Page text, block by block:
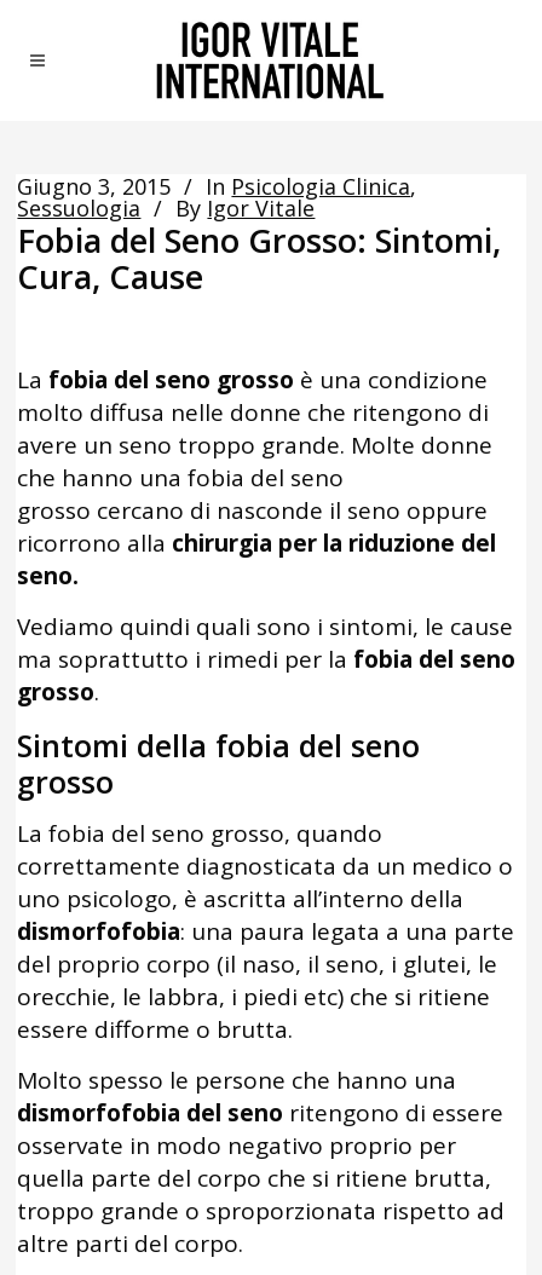
Giugno 3, 2015 In Psicologia Clinica,
Sessuologia By Igor Vitale
Fobia del Seno Grosso: Sintomi,
Cura, Cause
La fobia del seno grosso è una condizione
molto diffusa nelle donne che ritengono di
avere un seno troppo grande. Molte donne
che hanno una fobia del seno
grosso cercano di nasconde il seno oppure
ricorrono alla chirurgia per la riduzione del
seno.
Vediamo quindi quali sono i sintomi, le cause
ma soprattutto i rimedi per la fobia del seno
grosso.
Sintomi della fobia del seno
grosso
La fobia del seno grosso, quando
correttamente diagnosticata da un medico o
uno psicologo, è ascritta all’interno della
dismorfofobia: una paura legata a una parte
del proprio corpo (il naso, il seno, i glutei, le
orecchie, le labbra, i piedi etc) che si ritiene
essere difforme o brutta.
Molto spesso le persone che hanno una
dismorfofobia del seno ritengono di essere
osservate in modo negativo proprio per
quella parte del corpo che si ritiene brutta,
troppo grande o sproporzionata rispetto ad
altre parti del corpo.